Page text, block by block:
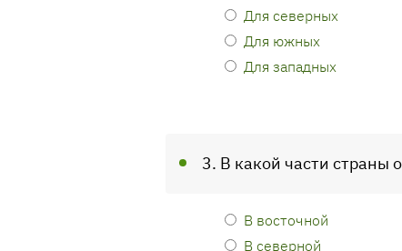
Для северных
Для южных
Для западных
3. В какой части страны
В восточной
В северной